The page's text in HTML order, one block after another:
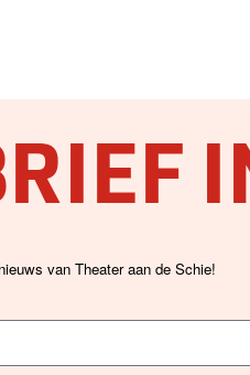
van Theater aan de Schie!